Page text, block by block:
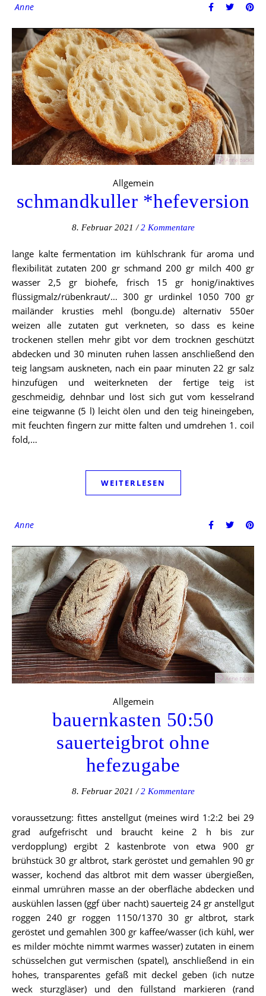
Anne
Allgemein
schmandkuller *hefeversion
8. Februar 2021 / 2 Kommentare
lange kalte fermentation im kühlschrank für aroma und
flexibilität zutaten 200 gr schmand 200 gr milch 400 gr
wasser 2,5 gr biohefe, frisch 15 gr honig/inaktives
flüssigmalz/rübenkraut/… 300 gr urdinkel 1050 700 gr
mailänder krusties mehl (bongu.de) alternativ 550er
weizen alle zutaten gut verkneten, so dass es keine
trockenen stellen mehr gibt vor dem trocknen geschützt
abdecken und 30 minuten ruhen lassen anschließend den
teig langsam auskneten, nach ein paar minuten 22 gr salz
hinzufügen und weiterkneten der fertige teig ist
geschmeidig, dehnbar und löst sich gut vom kesselrand
eine teigwanne (5 l) leicht ölen und den teig hineingeben,
mit feuchten fingern zur mitte falten und umdrehen 1. coil
fold,…
WEITERLESEN
Anne
Allgemein
bauernkasten 50:50
sauerteigbrot ohne
hefezugabe
8. Februar 2021 / 2 Kommentare
voraussetzung: fittes anstellgut (meines wird 1:2:2 bei 29
grad aufgefrischt und braucht keine 2 h bis zur
verdopplung) ergibt 2 kastenbrote von etwa 900 gr
brühstück 30 gr altbrot, stark geröstet und gemahlen 90 gr
wasser, kochend das altbrot mit dem wasser übergießen,
einmal umrühren masse an der oberfläche abdecken und
auskühlen lassen (ggf über nacht) sauerteig 24 gr anstellgut
roggen 240 gr roggen 1150/1370 30 gr altbrot, stark
geröstet und gemahlen 300 gr kaffee/wasser (ich kühl, wer
es milder möchte nimmt warmes wasser) zutaten in einem
schüsselchen gut vermischen (spatel), anschließend in ein
hohes, transparentes gefäß mit deckel geben (ich nutze
weck sturzgläser) und den füllstand markieren (rand